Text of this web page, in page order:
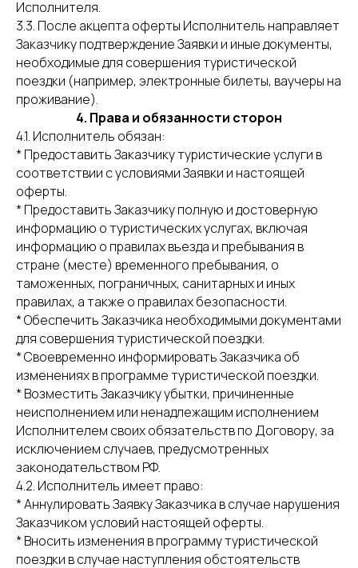
Исполнителя.
3.3. После акцепта оферты Исполнитель направляет
Заказчику подтверждение Заявки и иные документы,
необходимые для совершения туристической
поездки (например, электронные билеты, ваучеры на
проживание).
4. Права и обязанности сторон
4.1. Исполнитель обязан:
* Предоставить Заказчику туристические услуги в
соответствии с условиями Заявки и настоящей
оферты.
* Предоставить Заказчику полную и достоверную
информацию о туристических услугах, включая
информацию о правилах въезда и пребывания в
стране (месте) временного пребывания, о
таможенных, пограничных, санитарных и иных
правилах, а также о правилах безопасности.
* Обеспечить Заказчика необходимыми документами
для совершения туристической поездки.
* Своевременно информировать Заказчика об
изменениях в программе туристической поездки.
* Возместить Заказчику убытки, причиненные
неисполнением или ненадлежащим исполнением
Исполнителем своих обязательств по Договору, за
исключением случаев, предусмотренных
законодательством РФ.
4.2. Исполнитель имеет право:
* Аннулировать Заявку Заказчика в случае нарушения
Заказчиком условий настоящей оферты.
* Вносить изменения в программу туристической
поездки в случае наступления обстоятельств